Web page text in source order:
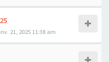
21, 2025 11:38 am